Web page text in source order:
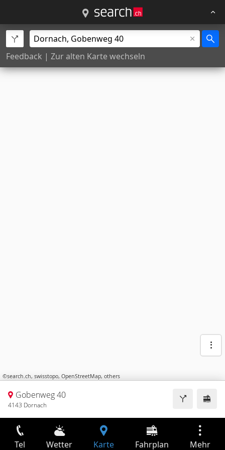
Feedback | Zur alten Karte wechseln
©search.ch, swisstopo, OpenStreetMap, others
Gobenweg 40
4143 Dornach
Tel Wetter Karte Fahrplan Mehr